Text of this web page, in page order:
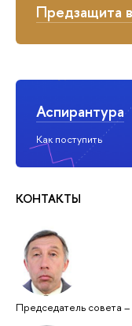
Аспирантура
Как поступить
КОНТАКТЫ
Председатель совета –